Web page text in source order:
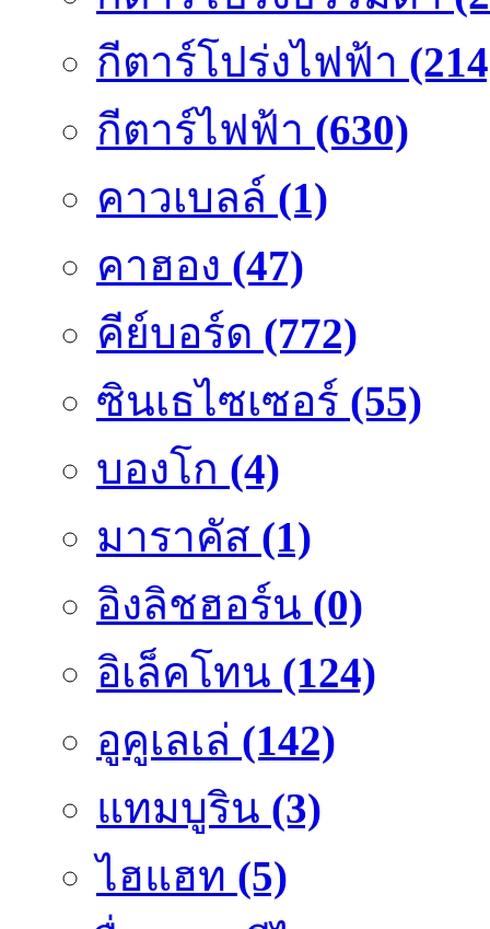
กีตาร์โปร่งไฟฟ้า
กีตาร์ไฟฟ้า (630)
คาวเบลล์ (1)
คาฮอง (47)
คีย์บอร์ด (772)
ซินเธไซเซอร์ (55)
บองโก (4)
มาราคัส (1)
อิงลิชฮอร์น (0)
อิเล็คโทน (124)
อูคูเลเล่ (142)
แทมบูริน (3)
ไฮแฮท (5)